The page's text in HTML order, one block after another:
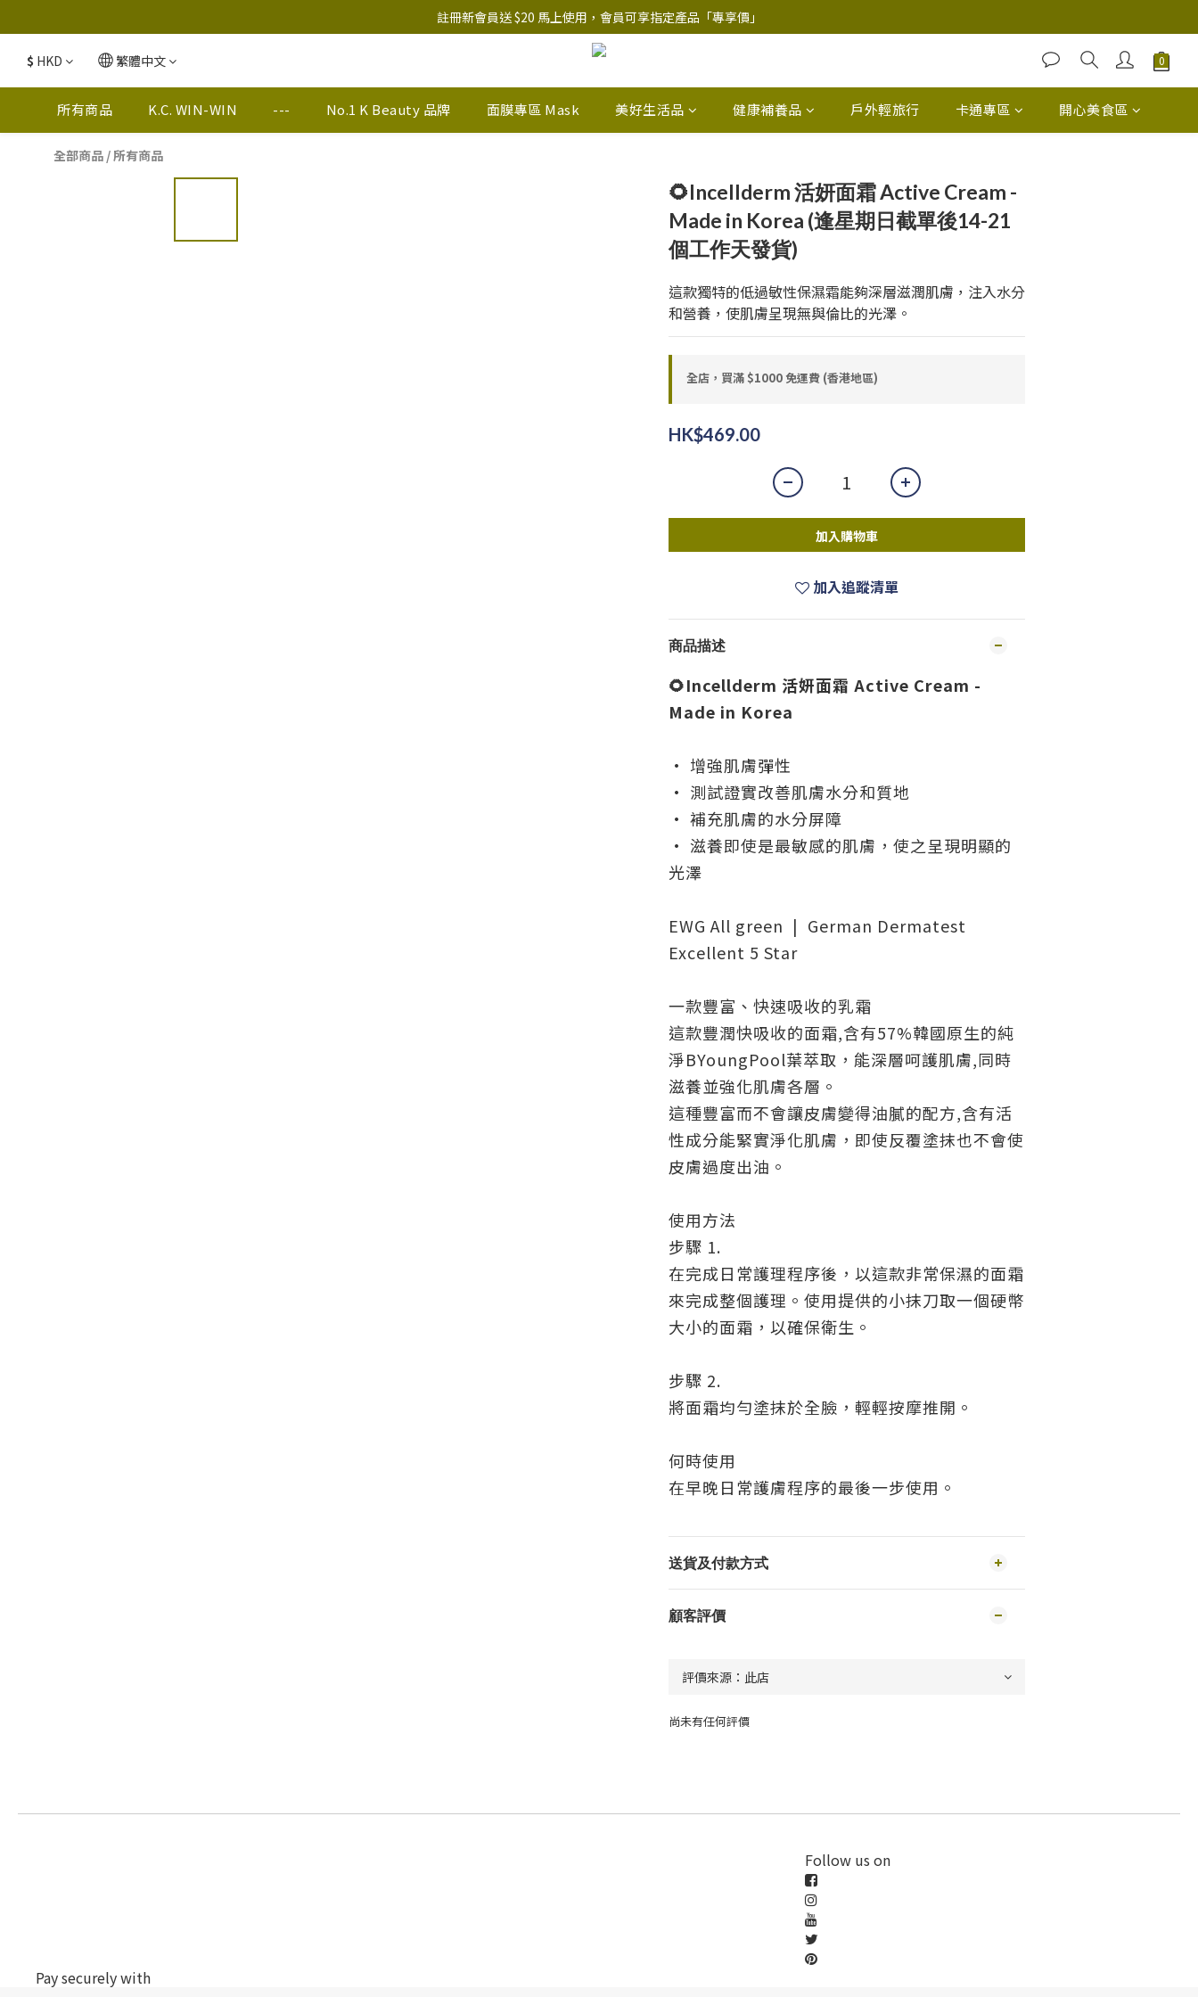
註冊新會員送 $20 馬上使用，會員可享指定產品「​專享價」
註冊新會員送 $20 馬上使用，會員可享指定產品「​專享價」
B.Y.O.B Mask Collection 任選優惠: 4件9折
註冊新會員送 $20 馬上使用，會員可享指定產品「​專享價」
$ HKD 繁體中文
所有商品 K.C. WIN-WIN --- No.1 K Beauty 品牌 面膜專區 Mask 美好生活品 健康補養品 戶外輕旅行 卡通專區 開心美食區
全部商品 /所有商品
🌻Incellderm 活妍面霜 Active Cream -
Made in Korea (逢星期日截單後14-21
個工作天發貨)
這款獨特的低過敏性保濕霜能夠深層滋潤肌膚，注入水分
和營養，使肌膚呈現無與倫比的光澤。
全店，買滿 $1000 免運費 (香港地區)
HK$469.00
加入購物車
加入追蹤清單
商品描述
🌻Incellderm 活妍面霜 Active Cream -
Made in Korea
• 增強肌膚彈性
• 測試證實改善肌膚水分和質地
• 補充肌膚的水分屏障
• 滋養即使是最敏感的肌膚，使之呈現明顯的
光澤
EWG All green | German Dermatest
Excellent 5 Star
一款豐富、快速吸收的乳霜
這款豐潤快吸收的面霜,含有57%韓國原生的純
淨BYoungPool葉萃取，能深層呵護肌膚,同時
滋養並強化肌膚各層。
這種豐富而不會讓皮膚變得油膩的配方,含有活
性成分能緊實淨化肌膚，即使反覆塗抹也不會使
皮膚過度出油。
使用方法
步驟 1.
在完成日常護理程序後，以這款非常保濕的面霜
來完成整個護理。使用提供的小抹刀取一個硬幣
大小的面霜，以確保衛生。
步驟 2.
將面霜均勻塗抹於全臉，輕輕按摩推開。
何時使用
在早晚日常護膚程序的最後一步使用。
送貨及付款方式
顧客評價
尚未有任何評價
Follow us on
Pay securely with